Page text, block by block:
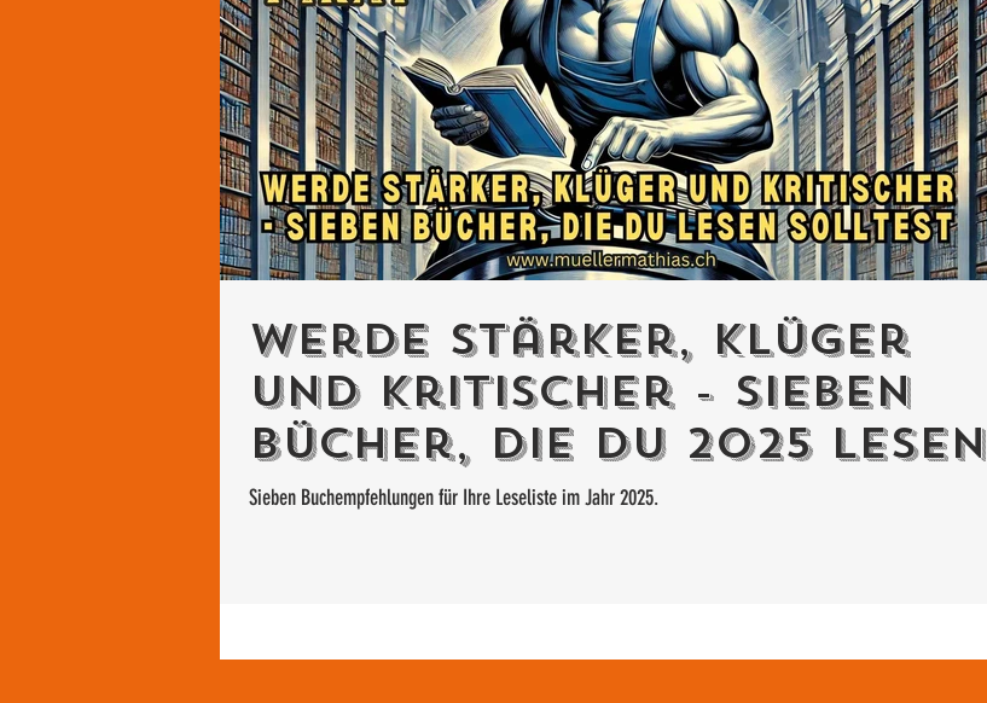
Werde stärker, klüger
und kritischer - Sieben
Bücher, die Du 2025 lesen
solltest
Sieben Buchempfehlungen für Ihre Leseliste im Jahr 2025.